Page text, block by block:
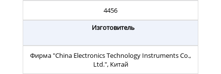
4456
Изготовитель
Фирма "China Electronics Technology Instruments Co.,
Ltd.", Китай